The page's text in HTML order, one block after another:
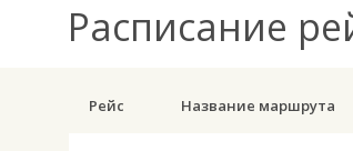
Расписание
Рейс Название маршрута